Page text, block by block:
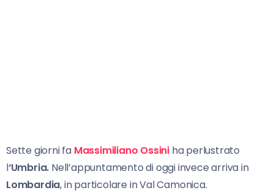
Sette giorni fa Massimiliano Ossini ha perlustrato
l‘Umbria. Nell’appuntamento di oggi invece arriva in
Lombardia, in particolare in Val Camonica.